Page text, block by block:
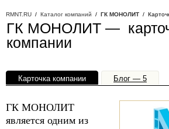
RMNT.RU / Каталог компаний / ГК МОНОЛИТ /
ГК МОНОЛИТ —
компании
Карточка компании
Блог — 5
ГК МОНОЛИТ
является одним из